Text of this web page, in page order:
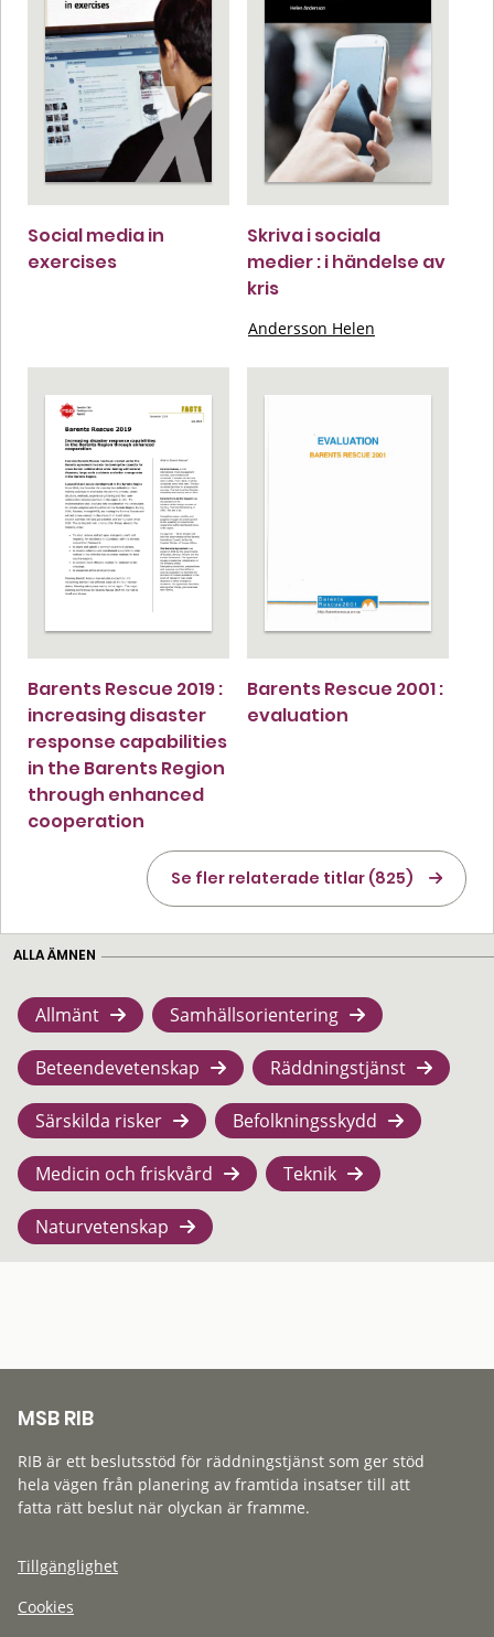
Social media in
exercises
Skriva i sociala
medier : i händelse av
kris
Andersson Helen
Barents Rescue 2019 :
increasing disaster
response capabilities
in the Barents Region
through enhanced
cooperation
Barents Rescue 2001 :
evaluation
Se fler relaterade titlar (825)
ALLA ÄMNEN
Allmänt Samhällsorientering
Beteendevetenskap Räddningstjänst
Särskilda risker Befolkningsskydd
Medicin och friskvård Teknik
Naturvetenskap
MSB RIB
RIB är ett beslutsstöd för räddningstjänst som ger stöd
hela vägen från planering av framtida insatser till att
fatta rätt beslut när olyckan är framme.
Tillgänglighet
Cookies